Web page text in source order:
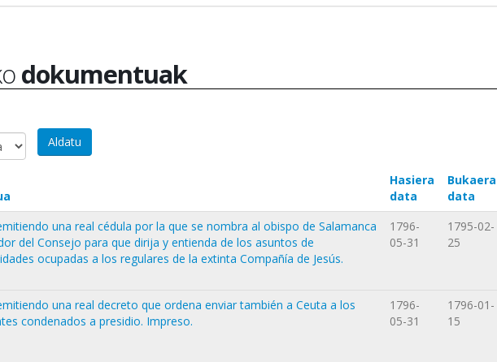
dokumentuak
Hasiera
data
Bukaera
data
una real cédula por la que se nombra al obispo de Salamanca
del Consejo para que dirija y entienda de los asuntos de
ocupadas a los regulares de la extinta Compañía de Jesús.
1796-
05-31
1795-02-
25
una real decreto que ordena enviar también a Ceuta a los
condenados a presidio. Impreso.
1796-
05-31
1796-01-
15